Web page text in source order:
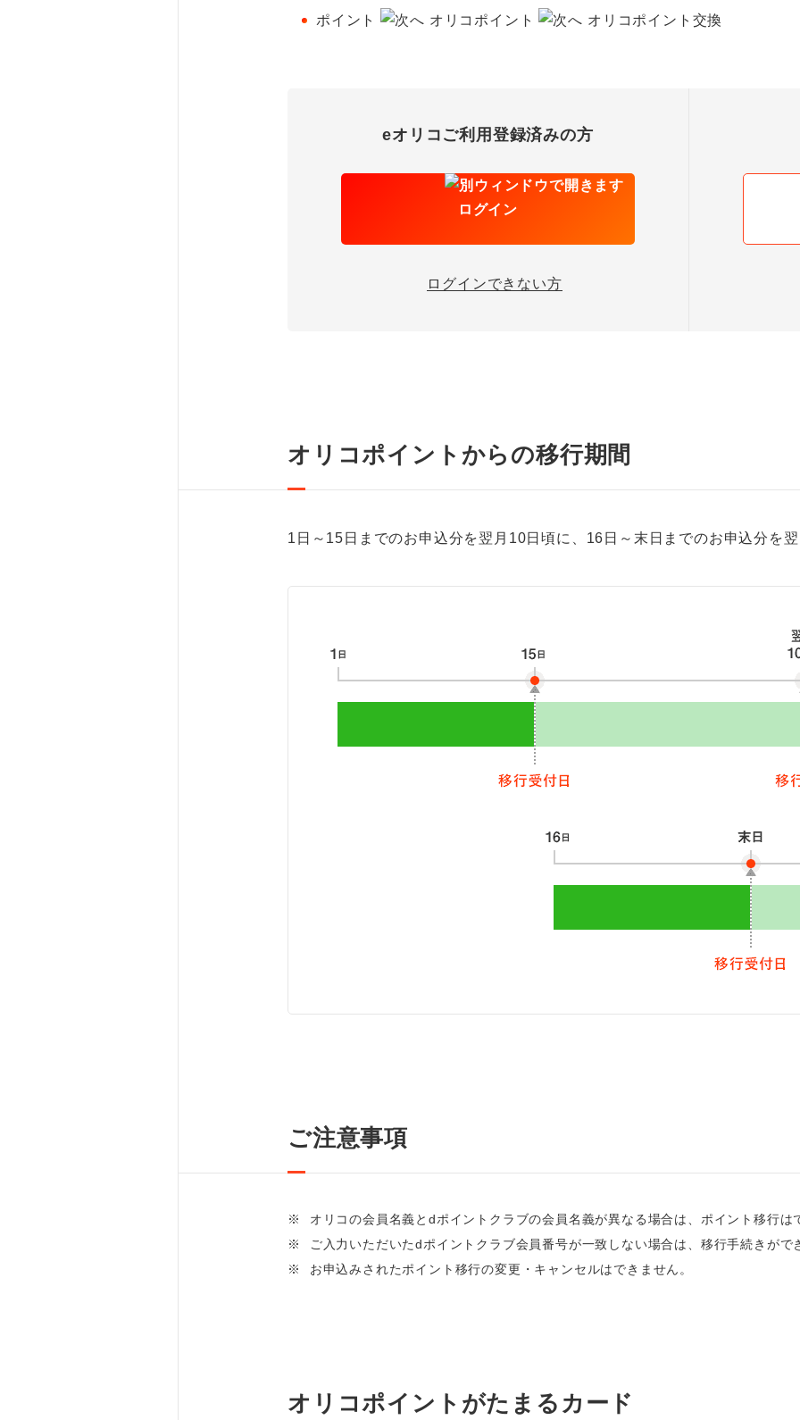
ポイント オリコポイント オリコポイント交換
eオリコご利用登録済みの方
ログイン
ログインできない方
オリコポイントからの移行期間
1日～15日までのお申込分を翌月10日頃に、16日～末日までのお申込分を
ご注意事項
※
オリコの会員名義とdポイントクラブの会員名義が異なる場合は、ポイント移行は
※
ご入力いただいたdポイントクラブ会員番号が一致しない場合は、移行手続きがで
※
お申込みされたポイント移行の変更・キャンセルはできません。
オリコポイントがたまるカード